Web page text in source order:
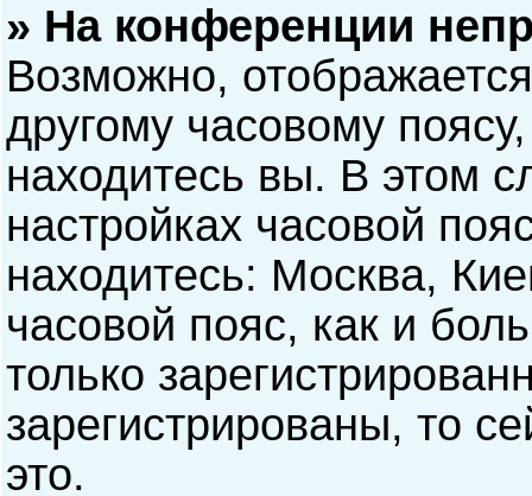
» На конференции
Возможно,
другому часовому
находитесь вы. В этом
настройках часовой
находитесь: Москва,
часовой пояс, как и
только
зарегистрированы, то
это.